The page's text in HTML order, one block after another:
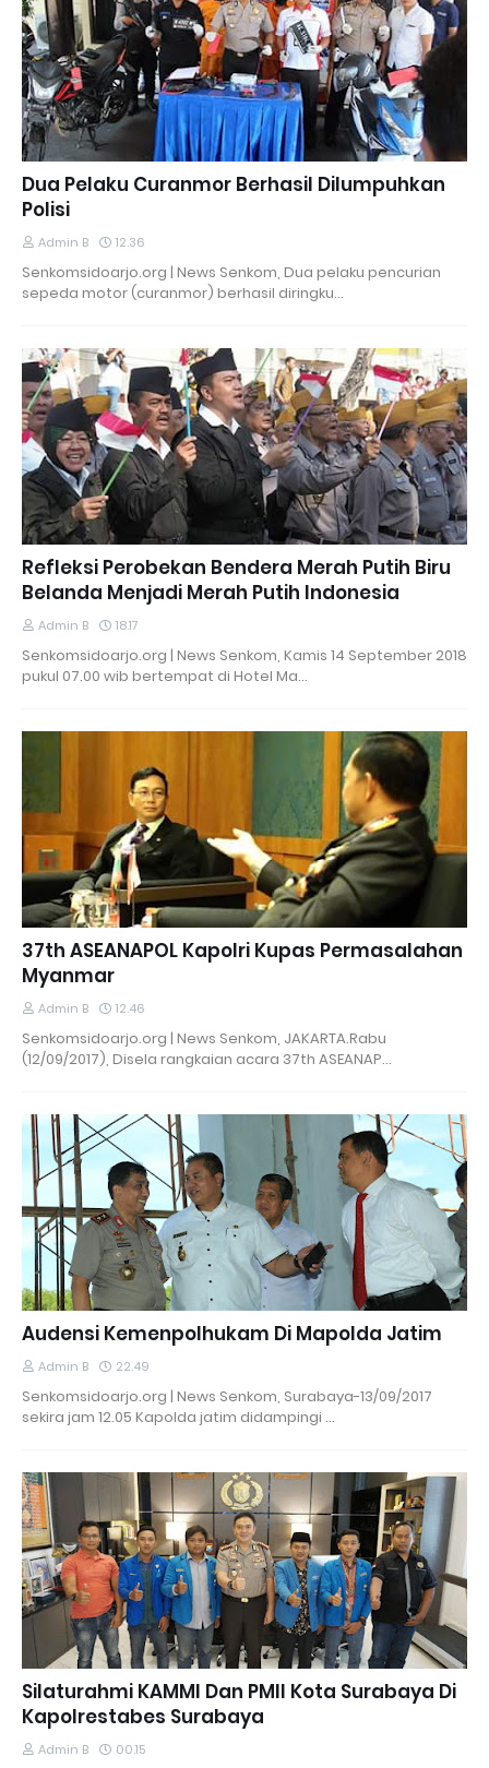
Dua Pelaku Curanmor Berhasil Dilumpuhkan
Polisi
Admin B 12.36
Senkomsidoarjo.org | News Senkom, Dua pelaku pencurian
sepeda motor (curanmor) berhasil diringku…
Refleksi Perobekan Bendera Merah Putih Biru
Belanda Menjadi Merah Putih Indonesia
Admin B 18.17
Senkomsidoarjo.org | News Senkom, Kamis 14 September 2018
pukul 07.00 wib bertempat di Hotel Ma…
37th ASEANAPOL Kapolri Kupas Permasalahan
Myanmar
Admin B 12.46
Senkomsidoarjo.org | News Senkom, JAKARTA.Rabu
(12/09/2017), Disela rangkaian acara 37th ASEANAP…
Audensi Kemenpolhukam Di Mapolda Jatim
Admin B 22.49
Senkomsidoarjo.org | News Senkom, Surabaya-13/09/2017
sekira jam 12.05 Kapolda jatim didampingi …
Silaturahmi KAMMI Dan PMII Kota Surabaya Di
Kapolrestabes Surabaya
Admin B 00.15